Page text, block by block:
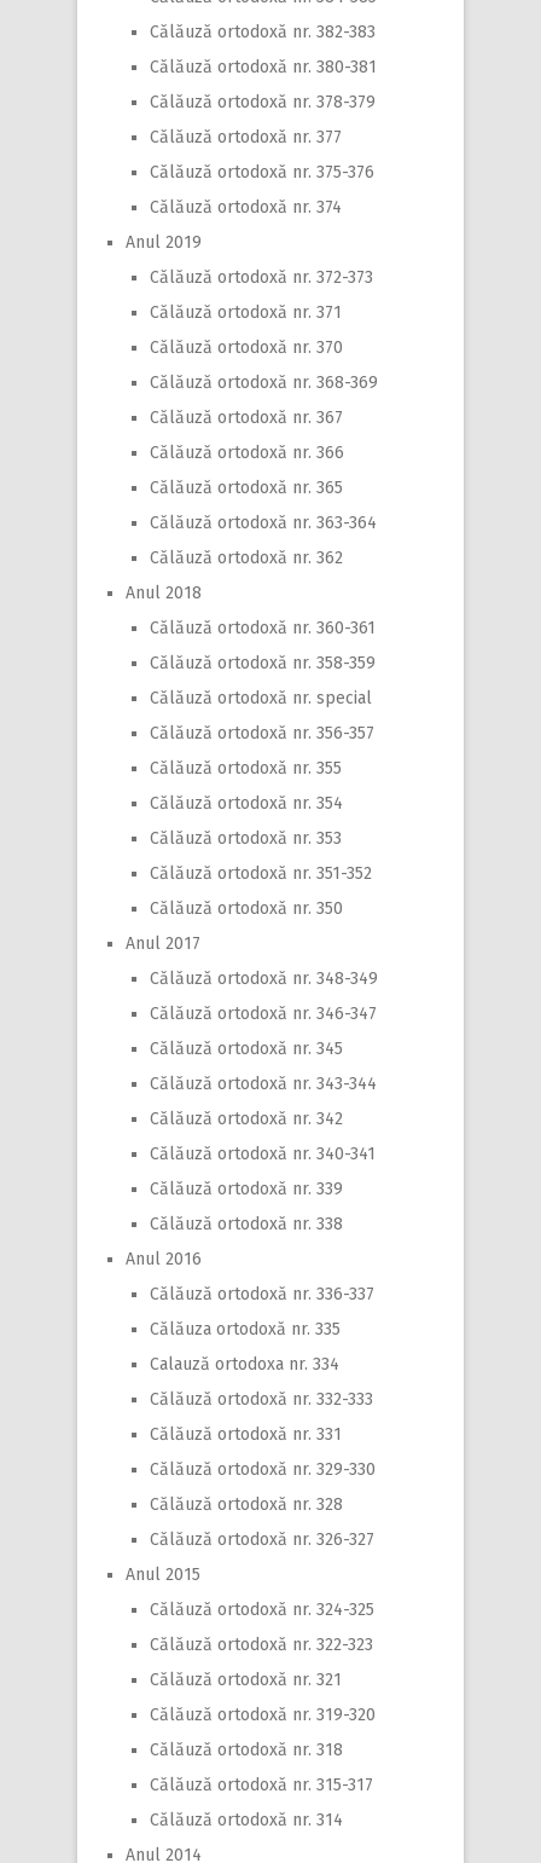
Călăuză ortodoxă nr. 382-383
Călăuză ortodoxă nr. 380-381
Călăuză ortodoxă nr. 378-379
Călăuză ortodoxă nr. 377
Călăuză ortodoxă nr. 375-376
Călăuză ortodoxă nr. 374
Anul 2019
Călăuză ortodoxă nr. 372-373
Călăuză ortodoxă nr. 371
Călăuză ortodoxă nr. 370
Călăuză ortodoxă nr. 368-369
Călăuză ortodoxă nr. 367
Călăuză ortodoxă nr. 366
Călăuză ortodoxă nr. 365
Călăuză ortodoxă nr. 363-364
Călăuză ortodoxă nr. 362
Anul 2018
Călăuză ortodoxă nr. 360-361
Călăuză ortodoxă nr. 358-359
Călăuză ortodoxă nr. special
Călăuză ortodoxă nr. 356-357
Călăuză ortodoxă nr. 355
Călăuză ortodoxă nr. 354
Călăuză ortodoxă nr. 353
Călăuză ortodoxă nr. 351-352
Călăuză ortodoxă nr. 350
Anul 2017
Călăuză ortodoxă nr. 348-349
Călăuză ortodoxă nr. 346-347
Călăuză ortodoxă nr. 345
Călăuză ortodoxă nr. 343-344
Călăuză ortodoxă nr. 342
Călăuză ortodoxă nr. 340-341
Călăuză ortodoxă nr. 339
Călăuză ortodoxă nr. 338
Anul 2016
Călăuză ortodoxă nr. 336-337
Călăuza ortodoxă nr. 335
Calauză ortodoxa nr. 334
Călăuză ortodoxă nr. 332-333
Călăuză ortodoxă nr. 331
Călăuză ortodoxă nr. 329-330
Călăuză ortodoxă nr. 328
Călăuză ortodoxă nr. 326-327
Anul 2015
Călăuză ortodoxă nr. 324-325
Călăuză ortodoxă nr. 322-323
Călăuză ortodoxă nr. 321
Călăuză ortodoxă nr. 319-320
Călăuză ortodoxă nr. 318
Călăuză ortodoxă nr. 315-317
Călăuză ortodoxă nr. 314
Anul 2014